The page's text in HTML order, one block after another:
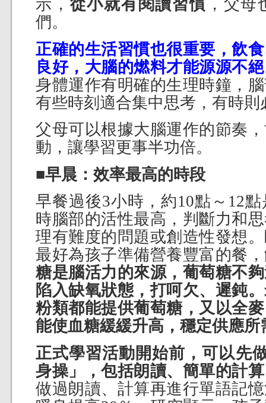
示， 從小就有閱讀習慣 ，父
們。
正確的生活習慣也很重要，飲
良好，大腦的燃料才能源源不
身體運作有明確的生理時鐘，
有些時刻適合集中思考，有時則
父母可以根據大腦運作的節奏
動，讓學習更事半功倍。
■早晨：效率最高的時段
早餐過後3小時，約10點～12
時腦部的活性最高，判斷力和
理有難度的問題或創造性發想
最好為孩子準備營養豐富的餐
糖是腦活力的來源，葡萄糖不
陷入缺氧狀態，打呵欠、遲鈍
粉類都能提供葡萄糖，又以全
能使血糖緩緩升高，穩定供應所
正式學習活動開始前，可以先
身操」，包括朗讀、簡單的計算
做過朗讀、計算再進行單語記